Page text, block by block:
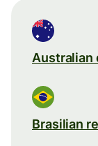
Australian
Brasilian